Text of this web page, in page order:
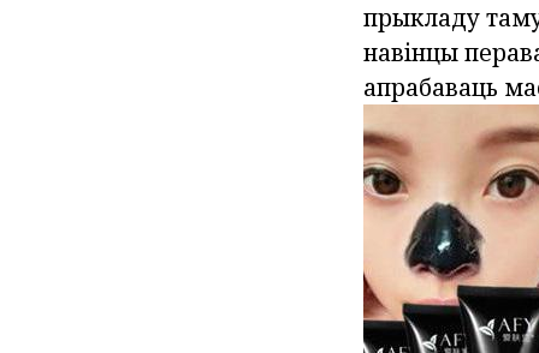
прыкладу
навінцы
апрабаваць